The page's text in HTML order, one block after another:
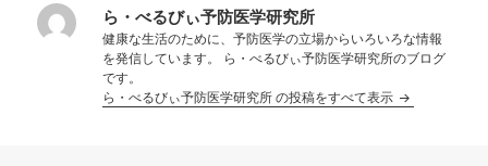
ら・べるびぃ予防医学研究所
健康な生活のために、予防医学の立場からいろいろな情報
を発信しています。 ら・べるびぃ予防医学研究所のブログ
です。
ら・べるびぃ予防医学研究所 の投稿をすべて表示